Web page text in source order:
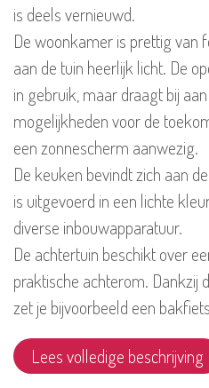
is deels vernieuwd.
De woonkamer is prettig van
aan de tuin heerlijk licht. De
in gebruik, maar draagt bij
mogelijkheden voor de
een zonnescherm aanwezig.
De keuken bevindt zich aan
is uitgevoerd in een lichte
diverse inbouwapparatuur.
De achtertuin beschikt over
praktische achterom. Dankzij
zet je bijvoorbeeld een
Lees volledige beschrijving